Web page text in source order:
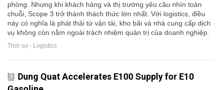
phòng. Nhưng khi khách hàng và thị trường yêu cầu nhìn toàn
chuỗi, Scope 3 trở thành thách thức lớn nhất. Với logistics, điều
này có nghĩa là phát thải từ vận tải, kho bãi và nhà cung cấp dịch
vụ không còn nằm ngoài trách nhiệm quản trị của doanh nghiệp.
Thời sự - Logistics
Dung Quat Accelerates E100 Supply for E10